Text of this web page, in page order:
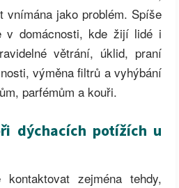
jako problém. Spíše
v domácnosti, kde žijí lidé i
větrání, úklid, praní
výměna filtrů a vyhýbání
parfémům a kouři.
dýchacích potížích u
zejména tehdy,